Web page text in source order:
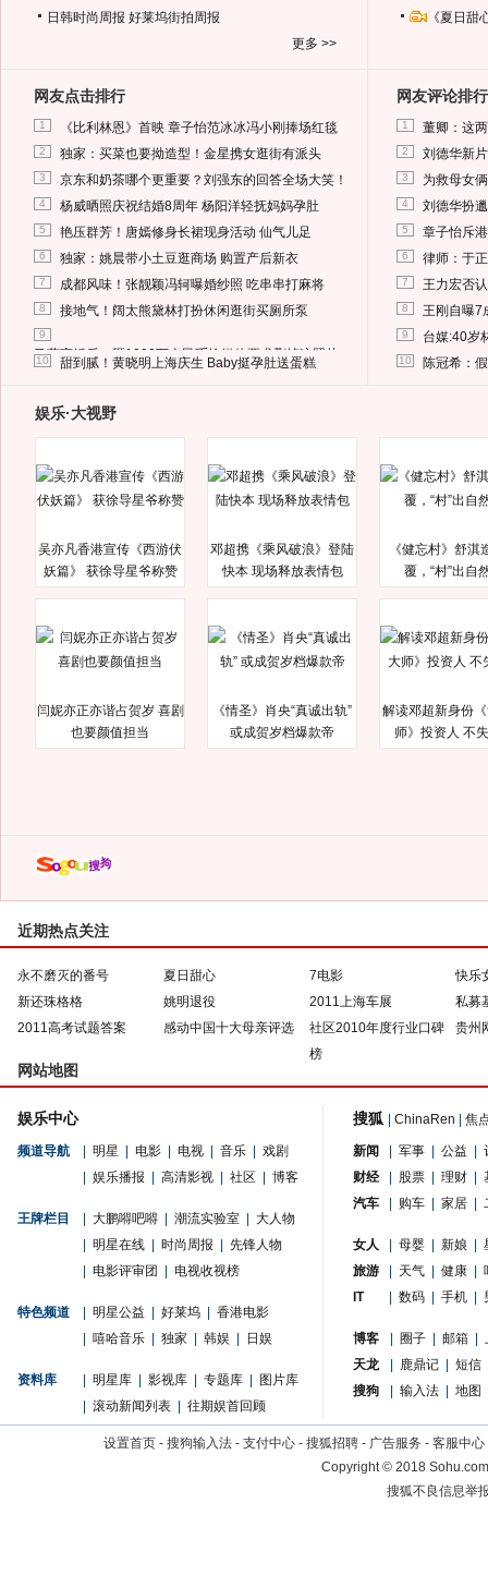
日韩时尚周报 好莱坞街拍周报
更多 >>
《夏日
网友点击排行
1 《比利林恩》首映 章子怡范冰冰冯小刚捧场红毯
2 独家：买菜也要拗造型！金星携女逛街有派头
3 京东和奶茶哪个更重要？刘强东的回答全场大笑！
4 杨威晒照庆祝结婚8周年 杨阳洋轻抚妈妈孕肚
5 艳压群芳！唐嫣修身长裙现身活动 仙气儿足
6 独家：姚晨带小土豆逛商场 购置产后新衣
7 成都风味！张靓颖冯轲曝婚纱照 吃串串打麻将
8 接地气！阔太熊黛林打扮休闲逛街买厕所泵
9
马蓉离婚后，砸1000万人民币给媒体要求删掉这照片
10 甜到腻！黄晓明上海庆生 Baby挺孕肚送蛋糕
网友评论排行
1 董卿：这
2 刘德华新
3 为救母女
4 刘德华扮
5 章子怡斥
6 律师：于
7 王力宏否
8 王刚自曝7
9 台媒:40岁
10 陈冠希：
娱乐·大视野
吴亦凡香港宣传《西游伏
妖篇》 获徐导星爷称赞
邓超携《乘风破浪》登陆
快本 现场释放表情包
《健忘村》舒淇
覆，“村”出自
闫妮亦正亦谐占贺岁 喜剧
也要颜值担当
《情圣》肖央“真诚出轨”
或成贺岁档爆款帝
解读邓超新身份
师》投资人 不
近期热点关注
永不磨灭的番号 夏日甜心 7电影
快乐
新还珠格格
姚明退役 2011上海车展
私募
2011高考试题答案
感动中国十大母亲评选
社区2010年度行业口碑
榜
贵州
网站地图
娱乐中心
频道导航 明星 电影 电视 音乐
戏剧
娱乐播报 高清影视 社区 博客
王牌栏目 大鹏嘚吧嘚 潮流实验室
大人物
明星在线 时尚周报
先锋人物
电影评审团 电视收视榜
特色频道 明星公益 好莱坞
香港电影
嘻哈音乐 独家 韩娱 日娱
资料库 明星库 影视库 专题库
图片库
滚动新闻列表 往期娱首回顾
搜狐 ChinaRen 焦
新闻 军事 公益
财经
股票 理财
汽车
购车 家居
女人 母婴 新娘
旅游
天气 健康
IT
数码 手机
博客 圈子 邮箱
天龙
鹿鼎记
短信
搜狗
输入法 地图
设置首页 - 搜狗输入法 - 支付中心 - 搜狐招聘 - 广告服务 - 客服中心
Copyright©2018
搜狐不良信息举